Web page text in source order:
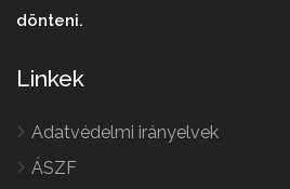
dönteni.
Linkek
Adatvédelmi irányelvek
ÁSZF